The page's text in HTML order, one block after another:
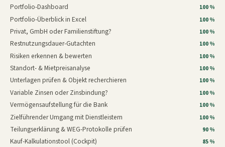
Portfolio-Dashboard 100 %
Portfolio-Überblick in Excel 100 %
Privat, GmbH oder Familienstiftung? 100 %
Restnutzungsdauer-Gutachten 100 %
Risiken erkennen & bewerten 100 %
Standort- & Mietpreisanalyse 100 %
Unterlagen prüfen & Objekt recherchieren 100 %
Variable Zinsen oder Zinsbindung? 100 %
Vermögensaufstellung für die Bank 100 %
Zielführender Umgang mit Dienstleistern 100 %
Teilungserklärung & WEG-Protokolle prüfen 90 %
Kauf-Kalkulationstool (Cockpit) 85 %